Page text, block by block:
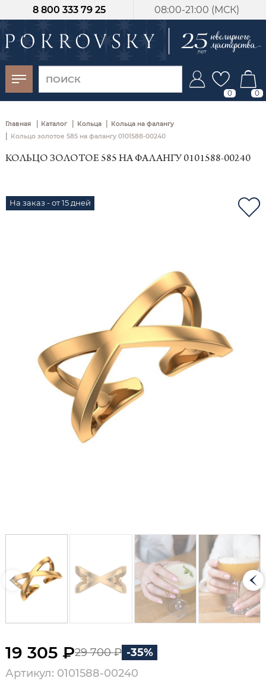
08:00-21:00 (МСК)
8 800 333 79 25
0 0
Главная | Каталог | Кольца | Кольца на фалангу
| Кольцо золотое 585 на фалангу 0101588-00240
КОЛЬЦО ЗОЛОТОЕ 585 НА ФАЛАНГУ 0101588-00240
На заказ - от 15 дней
19 305 ₽29 700 ₽ -35%
Артикул: 0101588-00240
-30%
от 15 дней с
момента оплаты